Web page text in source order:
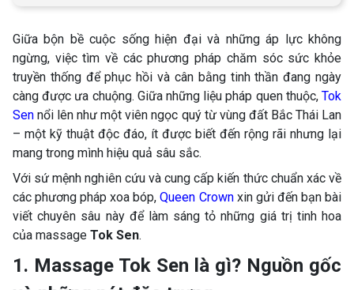
Giữa bộn bề cuộc sống hiện đại và những áp lực không
ngừng, việc tìm về các phương pháp chăm sóc sức khỏe
truyền thống để phục hồi và cân bằng tinh thần đang ngày
càng được ưa chuộng. Giữa những liệu pháp quen thuộc, Tok
Sen nổi lên như một viên ngọc quý từ vùng đất Bắc Thái Lan
– một kỹ thuật độc đáo, ít được biết đến rộng rãi nhưng lại
mang trong mình hiệu quả sâu sắc.
Với sứ mệnh nghiên cứu và cung cấp kiến thức chuẩn xác về
các phương pháp xoa bóp,Queen Crownxin gửi đến bạn bài
viết chuyên sâu này để làm sáng tỏ những giá trị tinh hoa
của massage Tok Sen.
1. Massage Tok Sen là gì? Nguồn gốc